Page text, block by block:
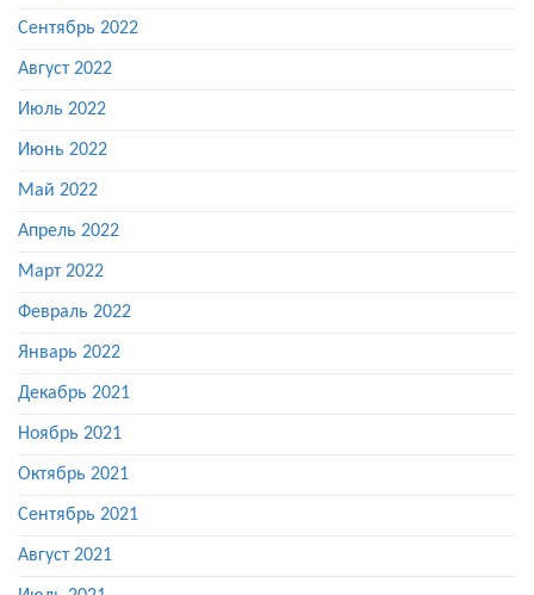
Сентябрь 2022
Август 2022
Июль 2022
Июнь 2022
Май 2022
Апрель 2022
Март 2022
Февраль 2022
Январь 2022
Декабрь 2021
Ноябрь 2021
Октябрь 2021
Сентябрь 2021
Август 2021